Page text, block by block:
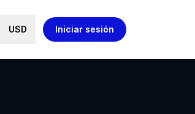
USD Iniciar sesión